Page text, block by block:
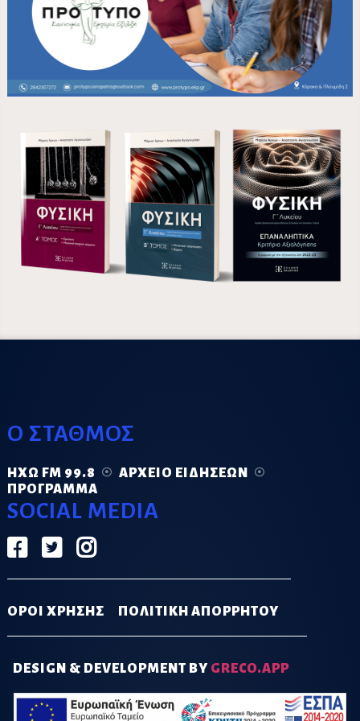
Ο ΣΤΑΘΜΟΣ
ΗΧΏ FM 99.8
ΑΡΧΕΊΟ ΕΙΔΉΣΕΩΝ
ΠΡΌΓΡΑΜΜΑ
SOCIAL MEDIA
ΟΡΟΙ ΧΡΗΣΗΣ ΠΟΛΙΤΙΚΗ ΑΠΟΡΡΗΤΟΥ
DESIGN & DEVELOPMENT BY GRECO.APP